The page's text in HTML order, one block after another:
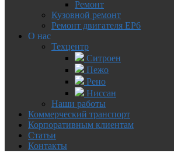
Ремонт
Кузовной ремонт
Ремонт двигателя EP6
О нас
Техцентр
Ситроен
Пежо
Рено
Ниссан
Наши работы
Коммерческий транспорт
Корпоративным клиентам
Статьи
Контакты